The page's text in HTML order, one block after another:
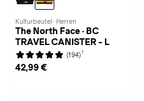
Kulturbeutel · Herren
The North Face · BC
TRAVEL CANISTER - L
(194) 1
42,99 €